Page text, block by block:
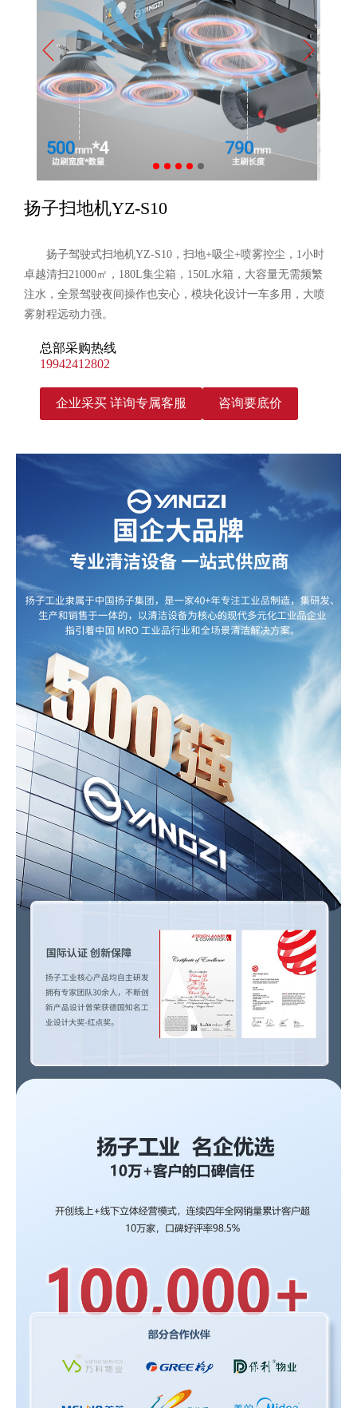
扬子扫地机YZ-S10
扬子驾驶式扫地机YZ-S10，扫地+吸尘+喷雾控尘，1小时
卓越清扫21000㎡，180L集尘箱，150L水箱，大容量无需频繁
注水，全景驾驶夜间操作也安心，模块化设计一车多用，大喷
雾射程远动力强。
总部采购热线
19942412802
企业采买 详询专属客服 咨询要底价